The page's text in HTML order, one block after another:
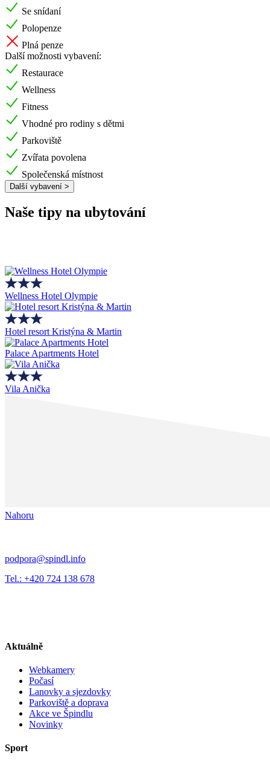
Se snídaní
Polopenze
Plná penze
Další možnosti vybavení:
Restaurace
Wellness
Fitness
Vhodné pro rodiny s dětmi
Parkoviště
Zvířata povolena
Společenská místnost
Další vybavení >
Naše tipy na ubytování
Wellness Hotel Olympie
Hotel resort Kristýna & Martin
Palace Apartments Hotel
Vila Anička
Nahoru
podpora@spindl.info
Tel.: +420 724 138 678
Aktuálně
Webkamery
Počasí
Lanovky a sjezdovky
Parkoviště a doprava
Akce ve Špindlu
Novinky
Sport